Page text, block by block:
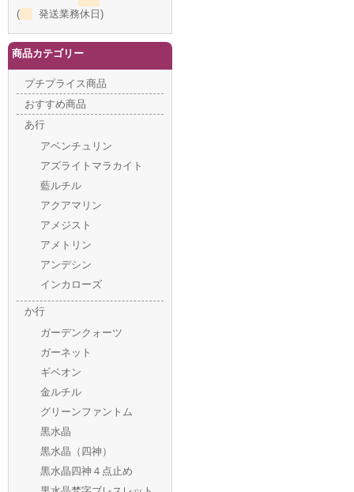
(
発送業務休日)
商品カテゴリー
プチプライス商品
おすすめ商品
あ行
アベンチュリン
アズライトマラカイト
藍ルチル
アクアマリン
アメジスト
アメトリン
アンデシン
インカローズ
か行
ガーデンクォーツ
ガーネット
ギベオン
金ルチル
グリーンファントム
黒水晶
黒水晶（四神）
黒水晶四神４点止め